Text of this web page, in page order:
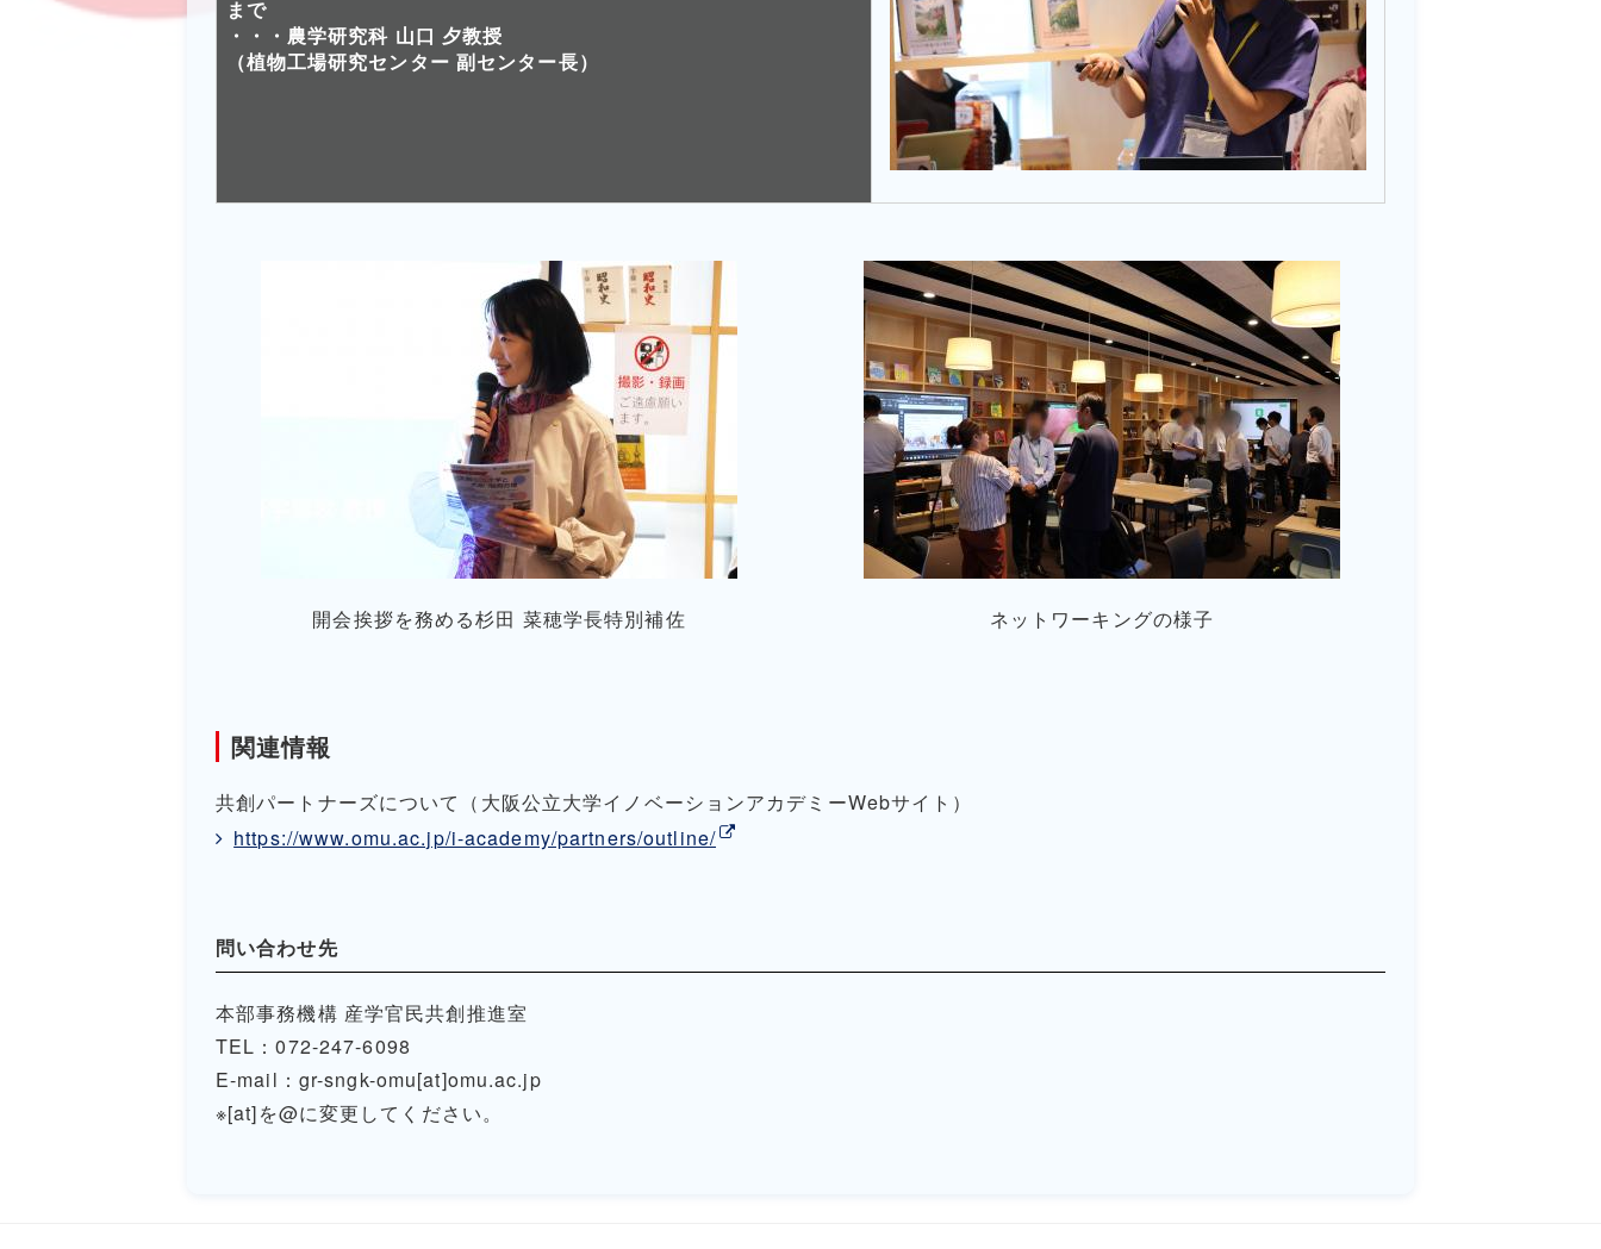
まで
・・・農学研究科 山口 夕教授
（植物工場研究センター 副センター長）
開会挨拶を務める杉田 菜穂学長特別補佐 ネットワーキングの様子
関連情報
共創パートナーズについて（大阪公立大学イノベーションアカデミーWebサイト）
https://www.omu.ac.jp/i-academy/partners/outline/
問い合わせ先
本部事務機構 産学官民共創推進室
TEL：072-247-6098
E-mail：gr-sngk-omu[at]omu.ac.jp
※[at]を@に変更してください。